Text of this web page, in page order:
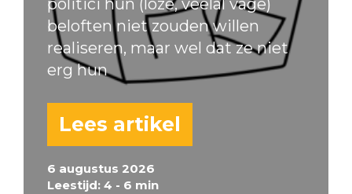
6 augustus 2026
Leestijd: 4 - 6 min
politici hun (loze, veelal vage)
beloften niet zouden willen
realiseren, maar wel dat ze niet
erg hun
Lees artikel